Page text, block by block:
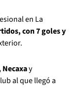
en La
con 7 goles y
y
al que llegó a